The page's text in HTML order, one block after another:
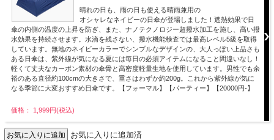
晴れの日も、雨の日も使える晴雨兼用の
オシャレなネイビーの日傘が登場しました！遮熱効果で日
傘の内側の温度の上昇を防ぎ、また、ナノテクノロジー超撥水加工を施し、高い撥
水効果を持続させます。水滴を残さない、撥水機能検査では最高レベル5級を取得
しています。無地のネイビーカラーでシンプルなデザインの、大人っぽい上品さも
ある日傘は、紫外線が気になる夏には毎日の必須アイテムになること間違いなし！
軽くて丈夫なカーボン素材の傘骨と高密度軽量生地を使用しています。男性でも余
裕のある直径約100cmの大きさで、重さはわずか約200g。これから紫外線が気に
なる季節に大変おすすめ日傘です。【フォーマル】【パーティー】【20000円-】
価格： 1,999円(税込)
お気に入りに追加済